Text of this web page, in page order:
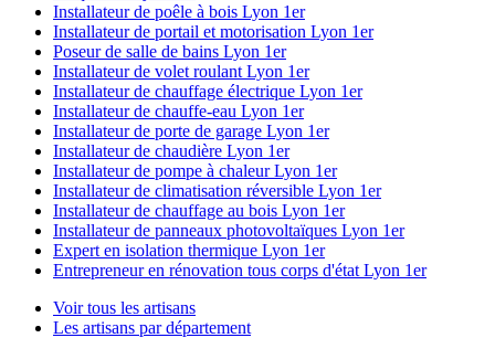
Installateur de poêle à bois Lyon 1er
Installateur de portail et motorisation Lyon 1er
Poseur de salle de bains Lyon 1er
Installateur de volet roulant Lyon 1er
Installateur de chauffage électrique Lyon 1er
Installateur de chauffe-eau Lyon 1er
Installateur de porte de garage Lyon 1er
Installateur de chaudière Lyon 1er
Installateur de pompe à chaleur Lyon 1er
Installateur de climatisation réversible Lyon 1er
Installateur de chauffage au bois Lyon 1er
Installateur de panneaux photovoltaïques Lyon 1er
Expert en isolation thermique Lyon 1er
Entrepreneur en rénovation tous corps d'état Lyon 1er
Voir tous les artisans
Les artisans par département